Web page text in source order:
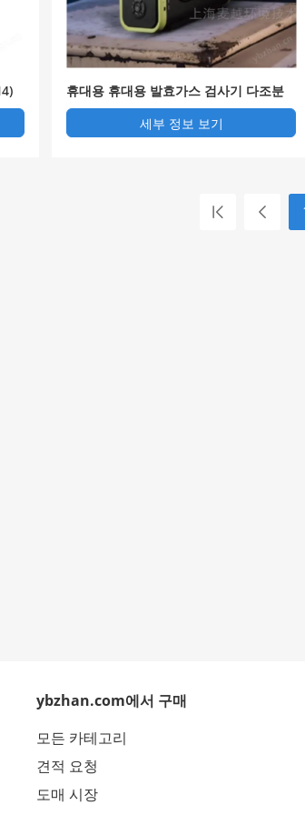
휴대용 휴대용 발효가스 검사기 다조분
세부 정보 보기
ybzhan.com에서 구매
모든 카테고리
견적 요청
도매 시장